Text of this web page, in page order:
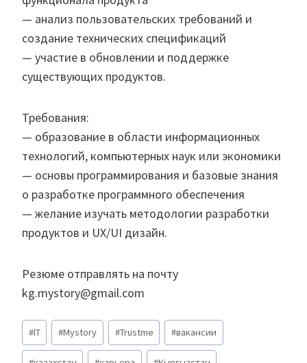
— анализ пользовательских требований и
создание технических спецификаций
— участие в обновлении и поддержке
существующих продуктов.
Требования:
— образование в области информационных
технологий, компьютерных наук или экономики
— основы программирования и базовые знания
о разработке программного обеспечения
— желание изучать методологии разработки
продуктов и UX/UI дизайн.
Резюме отправлять на почту
kg.mystory@gmail.com
Метки
записи:
#IT #Mystory #Trustme #вакансии